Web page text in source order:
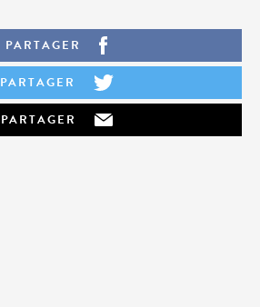
PARTAGER
PARTAGER
PARTAGER